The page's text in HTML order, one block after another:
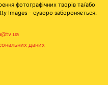
фотографічних творів та/або
Images - суворо забороняється.
даних